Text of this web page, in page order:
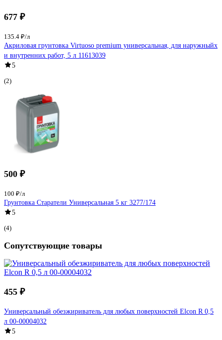
677 ₽
135.4 ₽/л
Акриловая грунтовка Virtuoso premium универсальная, для наружныйх
и внутренних работ, 5 л 11613039
5
(2)
500 ₽
100 ₽/л
Грунтовка Старатели Универсальная 5 кг 3277/174
5
(4)
Сопутствующие товары
455 ₽
Универсальный обезжириватель для любых поверхностей Elcon R 0,5
л 00-00004032
5